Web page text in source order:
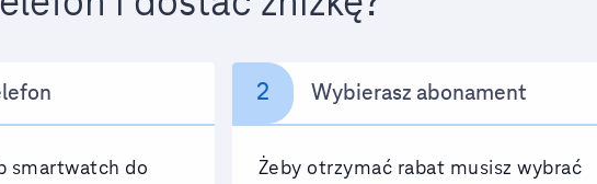
smartwatch do
2 Wybierasz abonament
Żeby otrzymać rabat musisz wybrać